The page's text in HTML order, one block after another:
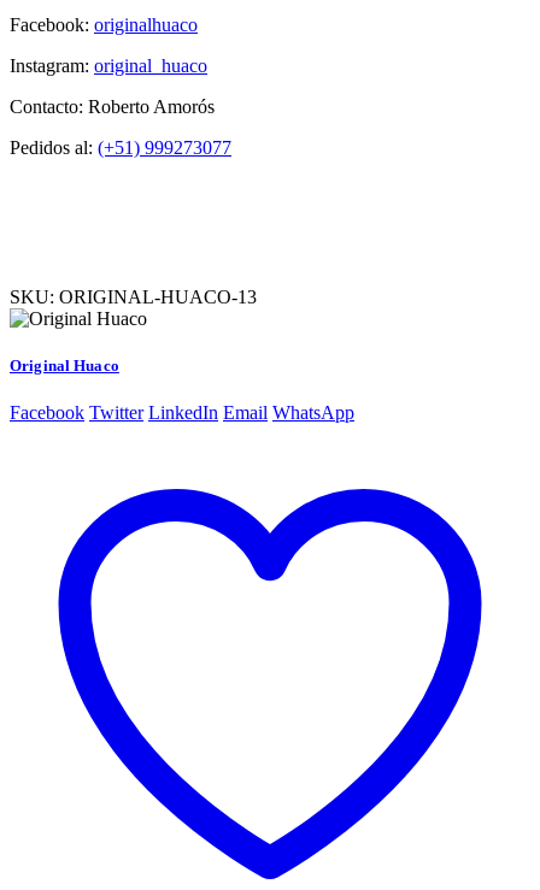
Facebook: originalhuaco
Instagram: original_huaco
Contacto: Roberto Amorós
Pedidos al: (+51) 999273077
SKU: ORIGINAL-HUACO-13
Original Huaco
Facebook Twitter LinkedIn Email WhatsApp